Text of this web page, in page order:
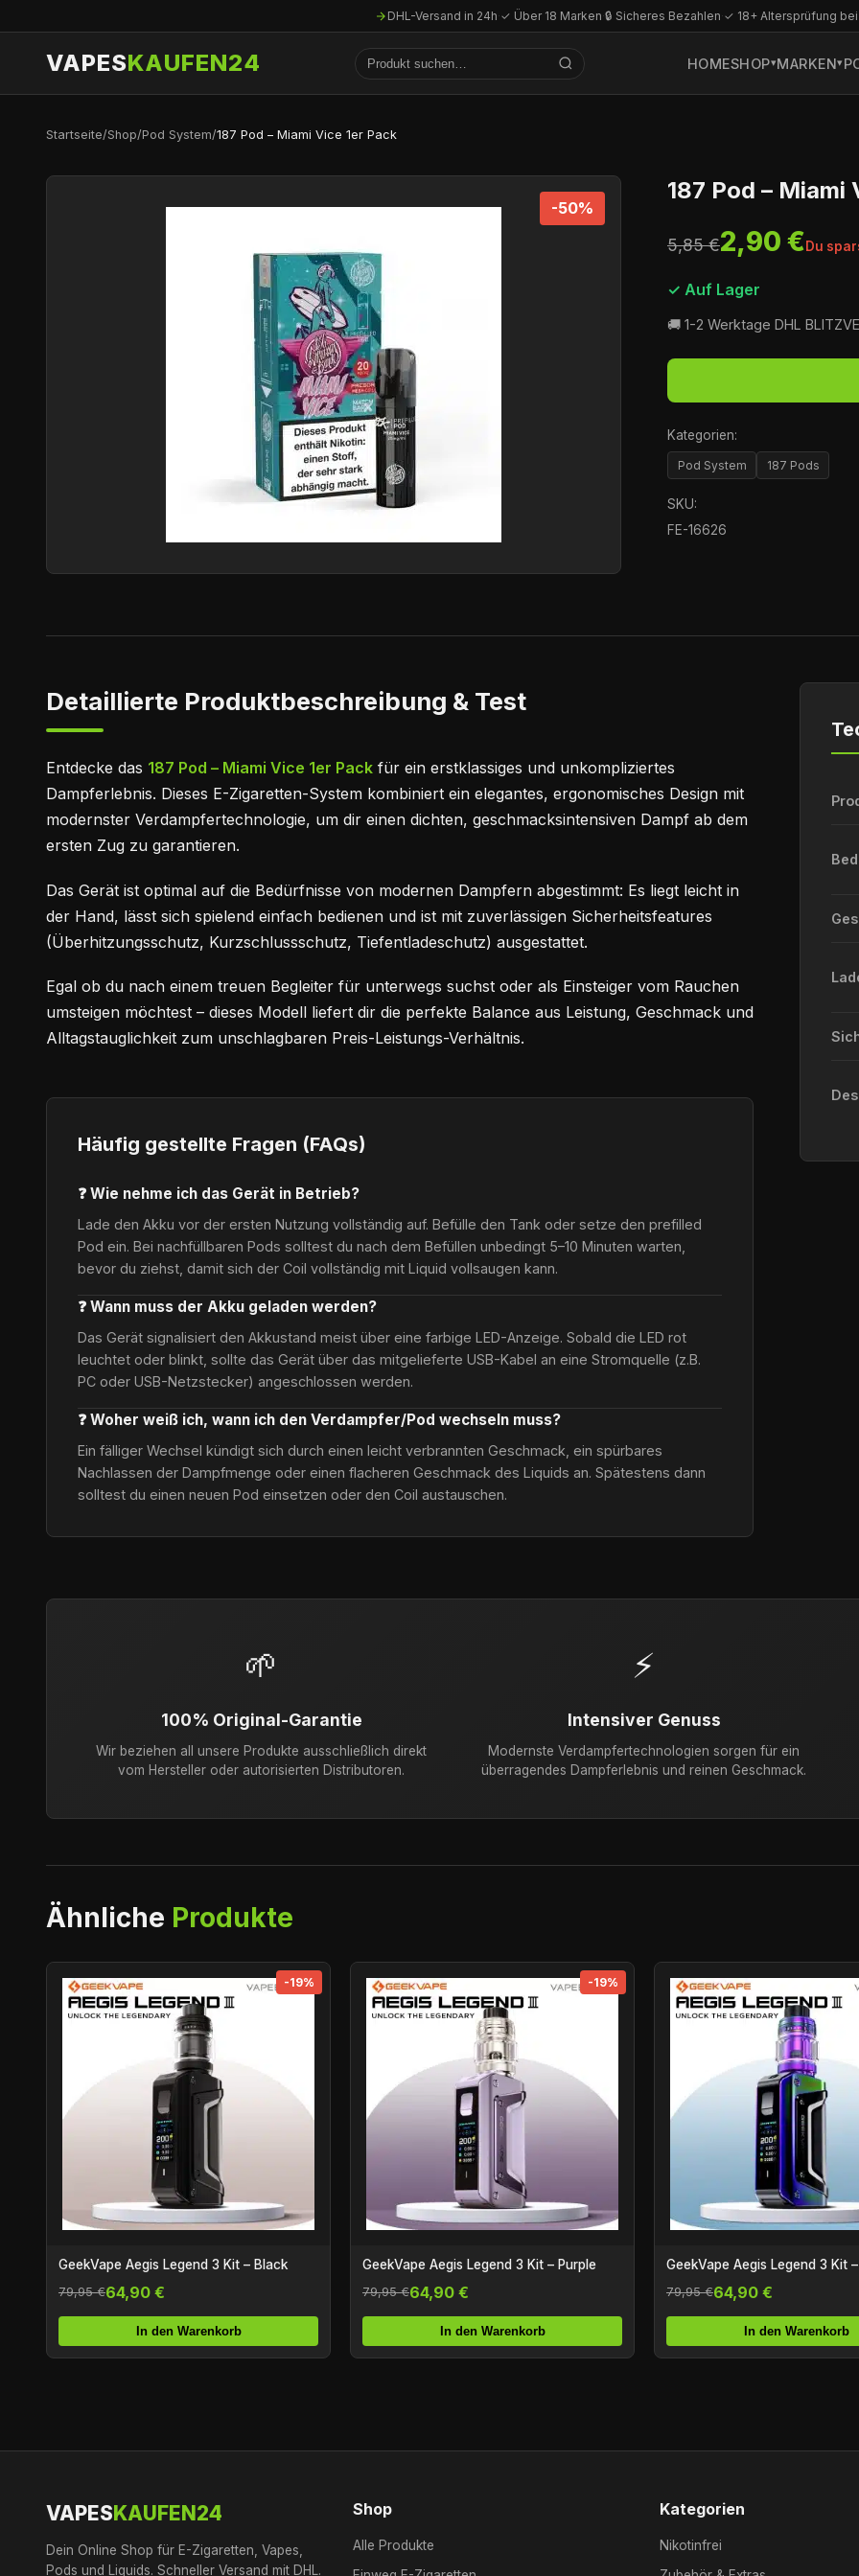
DHL-Versand in 24h·✓ Über 18 Marken·🔒 Sicheres Bezahlen·✓ 18+ Altersprüfung
VAPESKAUFEN24 HOMESHOP MARKEN
Startseite/Shop/Pod System/187 Pod – Miami Vice 1er Pack
-50%
187 Pod – Miami
5,85 €2,90 €Du
✓ Auf Lager
🚚 1-2 Werktage DHL
Kategorien:
Pod System 187 Pods
SKU:
FE-16626
Detaillierte Produktbeschreibung & Test
Entdecke das 187 Pod – Miami Vice 1er Pack für ein erstklassiges und unkompliziertes
Dampferlebnis. Dieses E-Zigaretten-System kombiniert ein elegantes, ergonomisches Design mit
modernster Verdampfertechnologie, um dir einen dichten, geschmacksintensiven Dampf ab dem
ersten Zug zu garantieren.
Das Gerät ist optimal auf die Bedürfnisse von modernen Dampfern abgestimmt: Es liegt leicht in
der Hand, lässt sich spielend einfach bedienen und ist mit zuverlässigen Sicherheitsfeatures
(Überhitzungsschutz, Kurzschlussschutz, Tiefentladeschutz) ausgestattet.
Egal ob du nach einem treuen Begleiter für unterwegs suchst oder als Einsteiger vom Rauchen
umsteigen möchtest – dieses Modell liefert dir die perfekte Balance aus Leistung, Geschmack und
Alltagstauglichkeit zum unschlagbaren Preis-Leistungs-Verhältnis.
Häufig gestellte Fragen (FAQs)
❓ Wie nehme ich das Gerät in Betrieb?
Lade den Akku vor der ersten Nutzung vollständig auf. Befülle den Tank oder setze den prefilled
Pod ein. Bei nachfüllbaren Pods solltest du nach dem Befüllen unbedingt 5–10 Minuten warten,
bevor du ziehst, damit sich der Coil vollständig mit Liquid vollsaugen kann.
❓ Wann muss der Akku geladen werden?
Das Gerät signalisiert den Akkustand meist über eine farbige LED-Anzeige. Sobald die LED rot
leuchtet oder blinkt, sollte das Gerät über das mitgelieferte USB-Kabel an eine Stromquelle (z.B.
PC oder USB-Netzstecker) angeschlossen werden.
❓ Woher weiß ich, wann ich den Verdampfer/Pod wechseln muss?
Ein fälliger Wechsel kündigt sich durch einen leicht verbrannten Geschmack, ein spürbares
Nachlassen der Dampfmenge oder einen flacheren Geschmack des Liquids an. Spätestens dann
solltest du einen neuen Pod einsetzen oder den Coil austauschen.
🌱
100% Original-Garantie
Wir beziehen all unsere Produkte ausschließlich direkt
vom Hersteller oder autorisierten Distributoren.
⚡
Intensiver Genuss
Modernste Verdampfertechnologien sorgen für ein
überragendes Dampferlebnis und reinen Geschmack.
Ähnliche Produkte
-19%
GeekVape Aegis Legend 3 Kit – Black
79,95 €64,90 €
In den Warenkorb
-19%
GeekVape Aegis Legend 3 Kit – Purple
79,95 €64,90 €
In den Warenkorb
GeekVape Aegis Legend 3 Kit
79,95 €64,90 €
In den Warenkorb
VAPESKAUFEN24
Dein Online Shop für E-Zigaretten, Vapes,
Pods und Liquids. Schneller Versand mit DHL.
Shop
Alle Produkte
Kategorien
Nikotinfrei